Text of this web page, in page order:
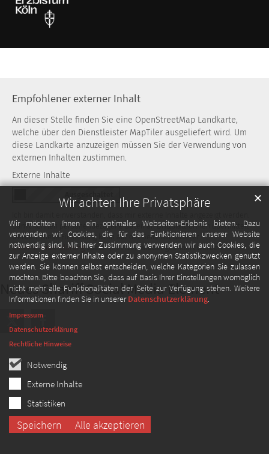
Wir achten Ihre Privatsphäre
Wir möchten Ihnen ein optimales Webseiten-Erlebnis bieten. Dazu
verwenden wir Cookies, die für das Funktionieren unserer Website
notwendig sind. Mit Ihrer Zustimmung verwenden wir auch Cookies, die
zur Anzeige externer Inhalte oder zu anonymen Statistikzwecken genutzt
werden. Sie können selbst entscheiden, welche Kategorien Sie zulassen
möchten. Bitte beachten Sie, dass auf Basis Ihrer Einstellungen womöglich
nicht mehr alle Funktionalitäten der Seite zur Verfügung stehen. Weitere
Informationen finden Sie in unsererDatenschutzerklärung.
Notwendig
Externe Inhalte
Statistiken
Speichern Alle akzeptieren
✕
Impressum
Datenschutzerklärung
Rechtliche Hinweise
Empfohlener externer Inhalt
An dieser Stelle finden Sie eine OpenStreetMap Landkarte,
welche über den Dienstleister MapTiler ausgeliefert wird. Um
diese Landkarte anzuzeigen müssen Sie der Verwendung von
externen Inhalten zustimmen.
Externe Inhalte
Damit können personenbezogene Daten an Drittplattformen übermittelt
werden. Diese Einstellung kann auf der Seite mit unserer
Datenschutzerklärung später jederzeit wieder geändert werden.
Neues Shariff Social Media Element